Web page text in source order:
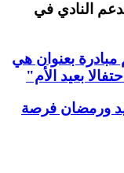
النادي في
بعنوان هي
بعيد الأم"
ورمضان فرصة